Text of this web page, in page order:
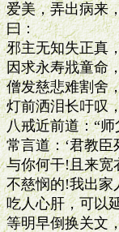
爱美，弄出病来
曰：
邪主无知失正真
因求永寿戕童命
僧发慈悲难割舍
灯前洒泪长吁叹
八戒近前道：“
常言道：‘君教
与你何干!且来宽
不慈悯的!我出家
吃人心肝，可以
等明早倒换关文